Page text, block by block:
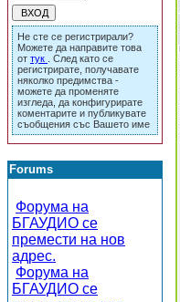
Не сте се регистрирали?
Можете да направите това
от тук
. След като се
регистрирате, получавате
няколко предимства -
можете да променяте
изгледа, да конфигурирате
коментарите и публикувате
съобщения със Вашето име
Forums
Форума на
БГАУДИО се
премести на нов
адрес.
Форума на
БГАУДИО се